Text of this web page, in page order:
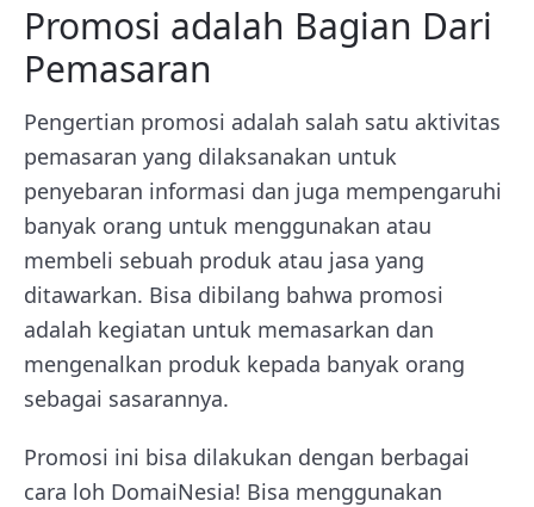
Promosi adalah Bagian Dari
Pemasaran
Pengertian promosi adalah salah satu aktivitas
pemasaran yang dilaksanakan untuk
penyebaran informasi dan juga mempengaruhi
banyak orang untuk menggunakan atau
membeli sebuah produk atau jasa yang
ditawarkan. Bisa dibilang bahwa promosi
adalah kegiatan untuk memasarkan dan
mengenalkan produk kepada banyak orang
sebagai sasarannya.
Promosi ini bisa dilakukan dengan berbagai
cara loh DomaiNesia! Bisa menggunakan